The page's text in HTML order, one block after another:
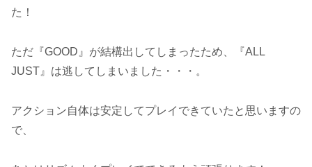
た！
ただ『GOOD』が結構出してしまったため、『ALL
JUST』は逃してしまいました・・・。
アクション自体は安定してプレイできていたと思いますの
で、